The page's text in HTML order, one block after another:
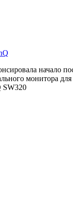
начало
монитора
SW320